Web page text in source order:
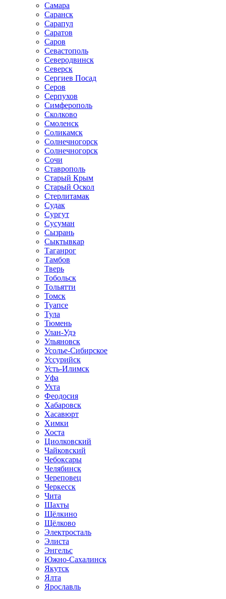
Самара
Саранск
Сарапул
Саратов
Саров
Севастополь
Северодвинск
Северск
Сергиев Посад
Серов
Серпухов
Симферополь
Сколково
Смоленск
Соликамск
Солнечногорск
Солнечногорск
Сочи
Ставрополь
Старый Крым
Старый Оскол
Стерлитамак
Судак
Сургут
Сусуман
Сызрань
Сыктывкар
Таганрог
Тамбов
Тверь
Тобольск
Тольятти
Томск
Туапсе
Тула
Тюмень
Улан-Удэ
Ульяновск
Усолье-Сибирское
Уссурийск
Усть-Илимск
Уфа
Ухта
Феодосия
Хабаровск
Хасавюрт
Химки
Хоста
Циолковский
Чайковский
Чебоксары
Челябинск
Череповец
Черкесск
Чита
Шахты
Щёлкино
Щёлково
Электросталь
Элиста
Энгельс
Южно-Сахалинск
Якутск
Ялта
Ярославль